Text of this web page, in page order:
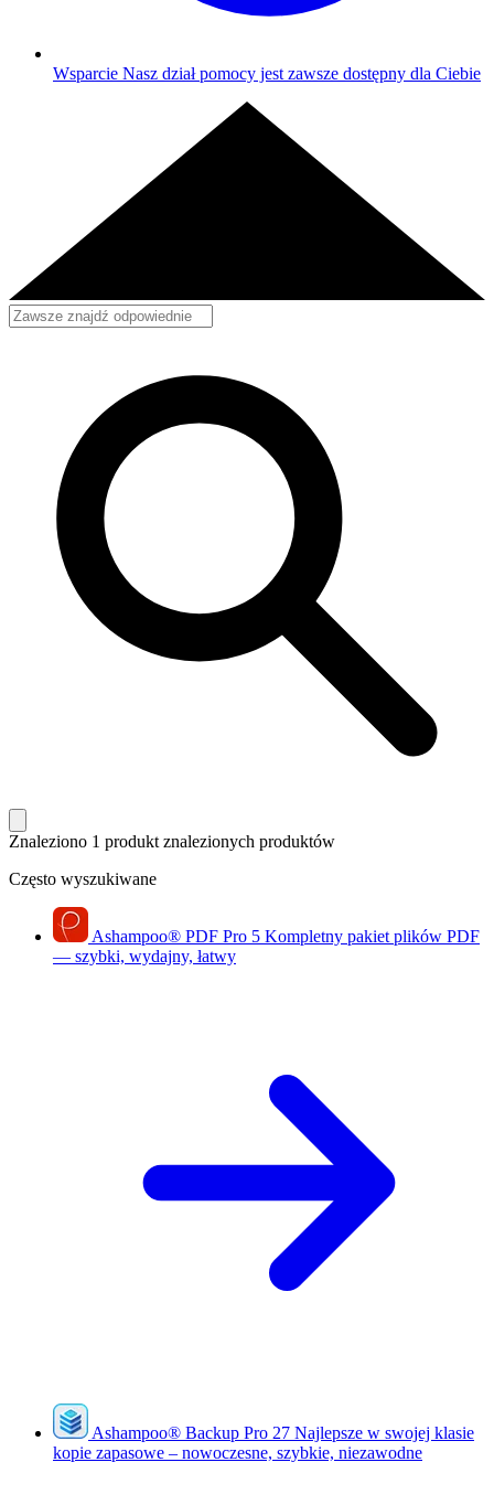
Wsparcie Nasz dział pomocy jest zawsze dostępny dla Ciebie
Znaleziono 1 produkt znalezionych produktów
Często wyszukiwane
Ashampoo® PDF Pro 5 Kompletny pakiet plików PDF
— szybki, wydajny, łatwy
Ashampoo® Backup Pro 27 Najlepsze w swojej klasie
kopie zapasowe – nowoczesne, szybkie, niezawodne